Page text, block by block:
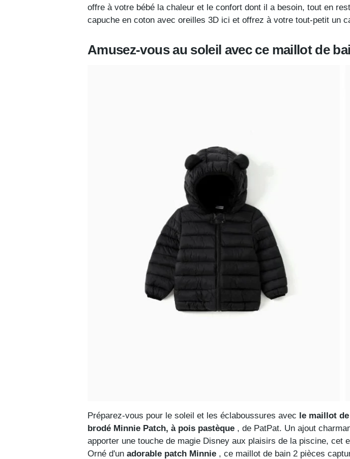
offre à votre bébé la chaleur et le confort dont il a besoin, tout en
capuche en coton avec oreilles 3D ici et offrez à votre tout-petit un
Amusez-vous au soleil avec ce maillot de
Préparez-vous pour le soleil et les éclaboussures avec le maillot
brodé Minnie Patch, à pois pastèque , de PatPat. Un ajout
apporter une touche de magie Disney aux plaisirs de la piscine, cet
Orné d'un adorable patch Minnie , ce maillot de bain 2 pièces